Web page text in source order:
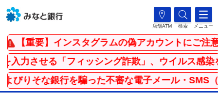
店舗ATM 検索 メニュー
【重要】インスタグラムの偽アカウントにご注意
させる「フィッシング詐欺」、ウイルス感染を
りそな銀行を騙った不審な電子メール・SMS（シ